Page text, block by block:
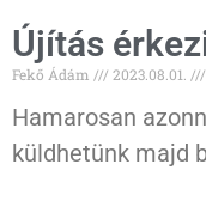
Újítás
Fekő Ádám 2023.08.01.
Hamarosan
küldhetünk majd